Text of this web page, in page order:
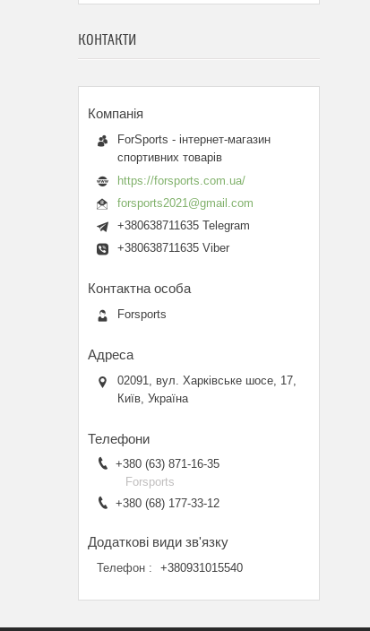
КОНТАКТИ
ForSports - інтернет-магазин
спортивних товарів
https://forsports.com.ua/
forsports2021@gmail.com
+380638711635 Telegram
+380638711635 Viber
Forsports
02091, вул. Харківське шосе, 17,
Київ, Україна
+380 (63) 871-16-35
Forsports
+380 (68) 177-33-12
Телефон +380931015540